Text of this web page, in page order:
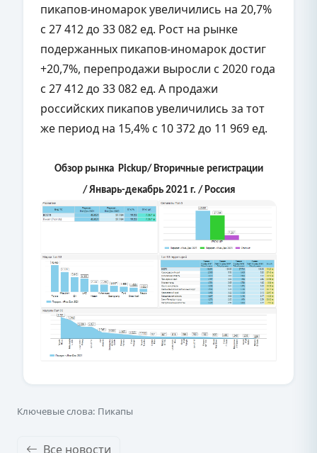
пикапов-иномарок увеличились на 20,7%
с 27 412 до 33 082 ед. Рост на рынке
подержанных пикапов-иномарок достиг
+20,7%, перепродажи выросли с 2020 года
с 27 412 до 33 082 ед. А продажи
российских пикапов увеличились за тот
же период на 15,4% с 10 372 до 11 969 ед.
Обзор рынка Рickup/ Вторичные регистрации
/ Январь-декабрь 2021 г. / Россия
Ключевые слова: Пикапы
Все новости